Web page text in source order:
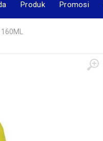
Produk Promosi